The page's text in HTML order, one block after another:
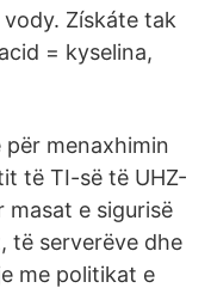
Získáte tak
= kyselina,
për menaxhimin
të TI-së të UHZ-
masat e sigurisë
të serverëve dhe
me politikat e